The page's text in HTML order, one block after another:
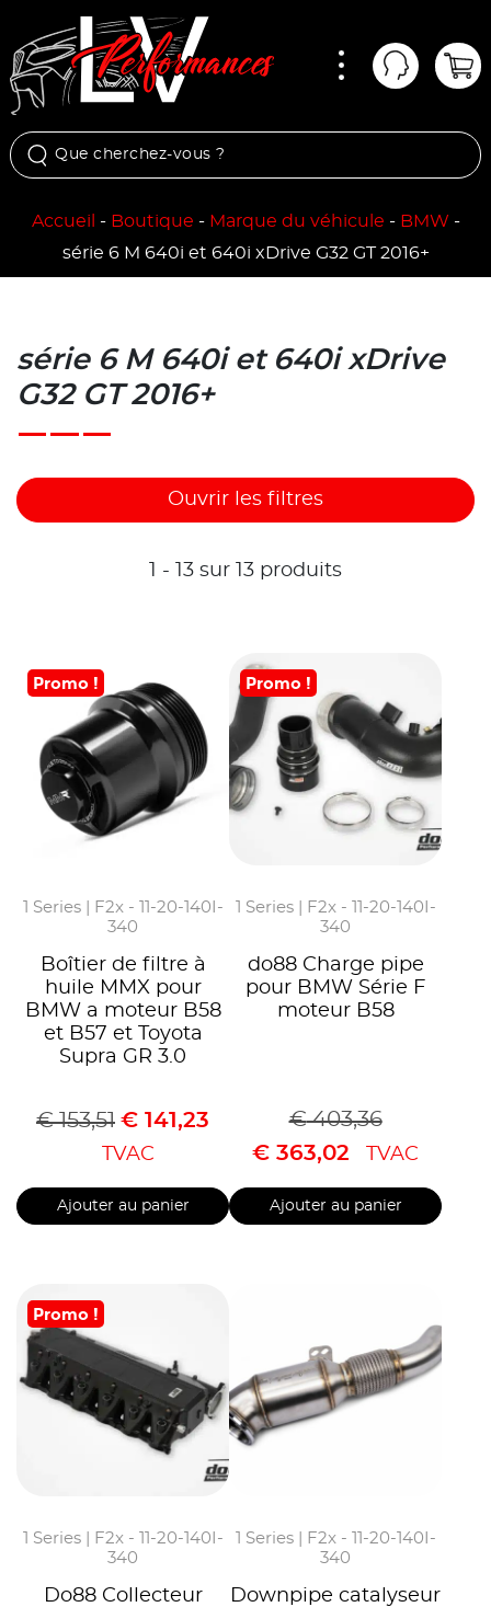
Mon
Accueil - Boutique - Marque du véhicule - BMW -
série 6 M 640i et 640i xDrive G32 GT 2016+
série 6 M 640i et 640i xDrive
G32 GT 2016+
Ouvrir les filtres
1 - 13 sur 13 produits
Promo !
1 Series | F2x - 11-20-140I-
340
Boîtier de filtre à
huile MMX pour
BMW a moteur B58
et B57 et Toyota
Supra GR 3.0
€153,51 € 141,23
TVAC
Ajouter au panier
Promo !
1 Series | F2x - 11-20-140I-
340
do88 Charge pipe
pour BMW Série F
moteur B58
€403,36
€ 363,02 TVAC
Ajouter au panier
Promo !
1 Series | F2x - 11-20-140I-
340
Do88 Collecteur
1 Series | F2x - 11-20-140I-
340
Downpipe catalyseur